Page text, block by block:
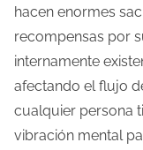
hacen enormes
recompensas por
internamente
afectando el flujo
cualquier persona
vibración mental